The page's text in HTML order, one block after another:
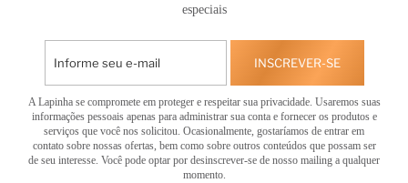
especiais
INSCREVER-SE
A Lapinha se compromete em proteger e respeitar sua privacidade. Usaremos suas
informações pessoais apenas para administrar sua conta e fornecer os produtos e
serviços que você nos solicitou. Ocasionalmente, gostaríamos de entrar em
contato sobre nossas ofertas, bem como sobre outros conteúdos que possam ser
de seu interesse. Você pode optar por desinscrever-se de nosso mailing a qualquer
momento.